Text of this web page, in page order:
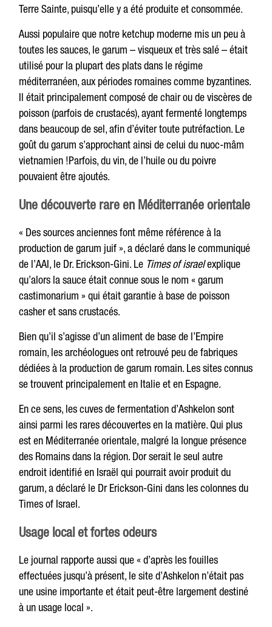
Terre Sainte, puisqu’elle y a été produite et consommée.
Aussi populaire que notre ketchup moderne mis un peu à
toutes les sauces, le garum – visqueux et très salé – était
utilisé pour la plupart des plats dans le régime
méditerranéen, aux périodes romaines comme byzantines.
Il était principalement composé de chair ou de viscères de
poisson (parfois de crustacés), ayant fermenté longtemps
dans beaucoup de sel, afin d’éviter toute putréfaction. Le
goût du garum s’approchant ainsi de celui du nuoc-mâm
vietnamien !Parfois, du vin, de l’huile ou du poivre
pouvaient être ajoutés.
Une découverte rare en Méditerranée orientale
« Des sources anciennes font même référence à la
production de garum juif », a déclaré dans le communiqué
de l’AAI, le Dr. Erickson-Gini. Le Times of israelexplique
qu’alors la sauce était connue sous le nom « garum
castimonarium » qui était garantie à base de poisson
casher et sans crustacés.
Bien qu’il s’agisse d’un aliment de base de l’Empire
romain, les archéologues ont retrouvé peu de fabriques
dédiées à la production de garum romain. Les sites connus
se trouvent principalement en Italie et en Espagne.
En ce sens, les cuves de fermentation d’Ashkelon sont
ainsi parmi les rares découvertes en la matière. Qui plus
est en Méditerranée orientale, malgré la longue présence
des Romains dans la région. Dor serait le seul autre
endroit identifié en Israël qui pourrait avoir produit du
garum, a déclaré le Dr Erickson-Gini dans les colonnes du
Times of Israel.
Usage local et fortes odeurs
Le journal rapporte aussi que « d’après les fouilles
effectuées jusqu’à présent, le site d’Ashkelon n’était pas
une usine importante et était peut-être largement destiné
à un usage local ».